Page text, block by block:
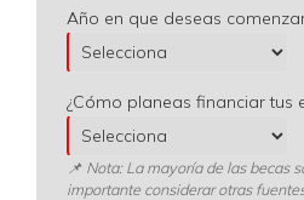
Año en que deseas
¿Cómo planeas financiar tus
📌 Nota: La mayoría de las becas
importante considerar otras